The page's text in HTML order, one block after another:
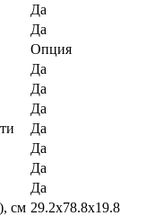
Да
Да
Опция
Да
Да
Да
Да
Да
Да
Да
см 29.2x78.8x19.8